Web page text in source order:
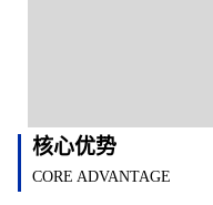
核心优势
CORE ADVANTAGE